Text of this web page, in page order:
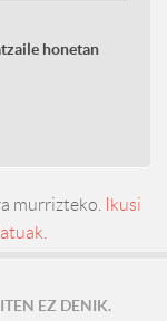
honetan
murrizteko.
Ikusi
EZ DENIK.